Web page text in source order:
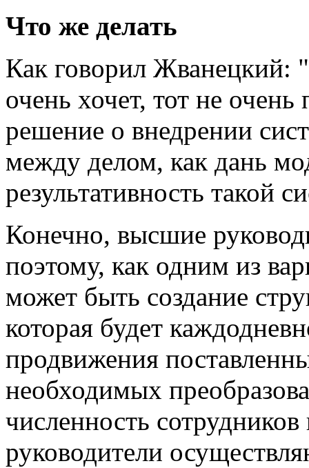
Что же делать
Как говорил Жванецкий:
очень хочет, тот не
решение о внедрении
между делом, как дань
результативность такой
Конечно, высшие
поэтому, как одним из
может быть создание
которая будет
продвижения
необходимых
численность
руководители